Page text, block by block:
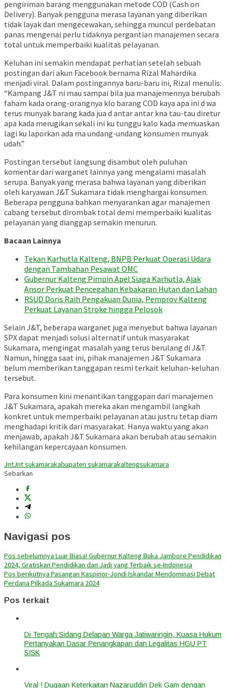
pengiriman barang menggunakan metode COD (Cash on
Delivery). Banyak pengguna merasa layanan yang diberikan
tidak layak dan mengecewakan, sehingga muncul perdebatan
panas mengenai perlu tidaknya pergantian manajemen secara
total untuk memperbaiki kualitas pelayanan.
Keluhan ini semakin mendapat perhatian setelah sebuah
postingan dari akun Facebook bernama Rizal Mahardika
menjadi viral. Dalam postingannya baru-baru ini, Rizal menulis:
“Kampang J&T ni mau sampai bila jua manajemennya berubah
faham kada orang-orangnya klo barang COD kaya apa ini d wa
terus munyak barang kada jua d antar antar kna tau-tau diretur
apa kada merugikan sekali ini ku tunggu kalo kada memuaskan
lagi ku laporkan ada ma undang-undang konsumen munyak
udah.”
Postingan tersebut langsung disambut oleh puluhan
komentar dari warganet lainnya yang mengalami masalah
serupa. Banyak yang merasa bahwa layanan yang diberikan
oleh karyawan J&T Sukamara tidak menghargai konsumen.
Beberapa pengguna bahkan menyarankan agar manajemen
cabang tersebut dirombak total demi memperbaiki kualitas
pelayanan yang dianggap semakin menurun.
Bacaan Lainnya
Tekan Karhutla Kalteng, BNPB Perkuat Operasi Udara
dengan Tambahan Pesawat OMC
Gubernur Kalteng Pimpin Apel Siaga Karhutla, Ajak
Ansor Perkuat Pencegahan Kebakaran Hutan dan Lahan
RSUD Doris Raih Pengakuan Dunia, Pemprov Kalteng
Perkuat Layanan Stroke hingga Pelosok
Selain J&T, beberapa warganet juga menyebut bahwa layanan
SPX dapat menjadi solusi alternatif untuk masyarakat
Sukamara, mengingat masalah yang terus berulang di J&T.
Namun, hingga saat ini, pihak manajemen J&T Sukamara
belum memberikan tanggapan resmi terkait keluhan-keluhan
tersebut.
Para konsumen kini menantikan tanggapan dari manajemen
J&T Sukamara, apakah mereka akan mengambil langkah
konkret untuk memperbaiki pelayanan atau justru tetap diam
menghadapi kritik dari masyarakat. Hanya waktu yang akan
menjawab, apakah J&T Sukamara akan berubah atau semakin
kehilangan kepercayaan konsumen.
JntJnt sukamarakabupaten sukamarakaltengsukamara
Sebarkan
Navigasi pos
Pos sebelumnya Luar Biasa! Gubernur Kalteng Buka Jambore Pendidikan
2024, Gratiskan Pendidikan dan Jadi yang Terbaik se-Indonesia
Pos berikutnya Pasangan Kaspinor-Jondi Iskandar Mendominasi Debat
Perdana Pilkada Sukamara 2024
Pos terkait
Di Tengah Sidang Delapan Warga Jatiwaringin, Kuasa Hukum
Pertanyakan Dasar Penangkapan dan Legalitas HGU PT
SISK
Viral ! Dugaan Keterkaitan Nazaruddin Dek Gam dengan